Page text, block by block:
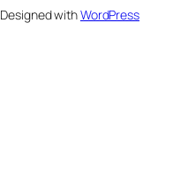
Designed withWordPress